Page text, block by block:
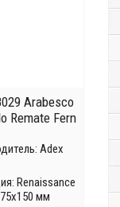
Arabesco
Remate Fern
Adex
Renaissance
мм